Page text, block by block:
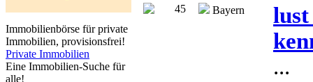
Immobilienbörse für private
Immobilien, provisionsfrei!
Private Immobilien
Eine Immobilien-Suche für
alle!
45 Bayern
...